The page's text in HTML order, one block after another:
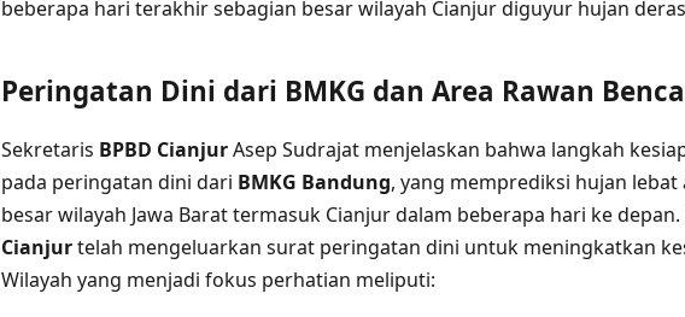
beberapa hari terakhir sebagian besar wilayah Cianjur diguyur hujan
Peringatan Dini dari BMKG dan Area Rawan
Sekretaris BPBD CianjurAsep Sudrajat menjelaskan bahwa langkah
pada peringatan dini dari BMKG Bandung, yang memprediksi hujan
besar wilayah Jawa Barat termasuk Cianjur dalam beberapa hari ke
Cianjurtelah mengeluarkan surat peringatan dini untuk meningkatkan
Wilayah yang menjadi fokus perhatian meliputi: